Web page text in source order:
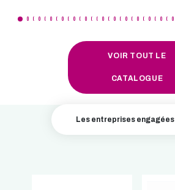
VOIR TOUT LE
CATALOGUE
Les entreprises engagées